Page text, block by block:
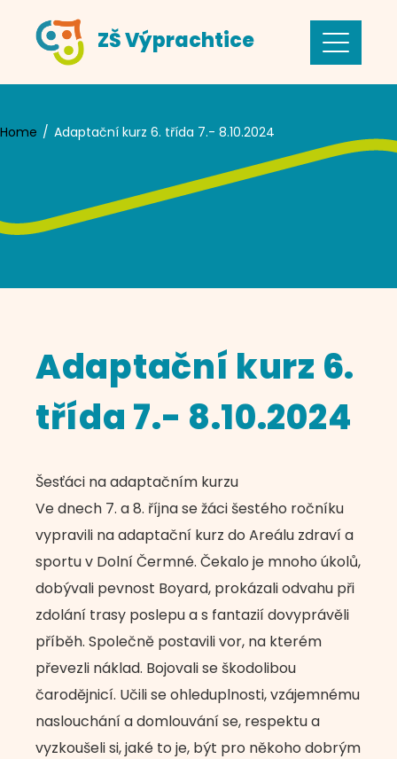
content
ZŠ Výprachtice
Home Adaptační kurz 6. třída 7.- 8.10.2024
Adaptační kurz 6.
třída 7.- 8.10.2024
Šesťáci na adaptačním kurzu
Ve dnech 7. a 8. října se žáci šestého ročníku
vypravili na adaptační kurz do Areálu zdraví a
sportu v Dolní Čermné. Čekalo je mnoho úkolů,
dobývali pevnost Boyard, prokázali odvahu při
zdolání trasy poslepu a s fantazií dovyprávěli
příběh. Společně postavili vor, na kterém
převezli náklad. Bojovali se škodolibou
čarodějnicí. Učili se ohleduplnosti, vzájemnému
naslouchání a domlouvání se, respektu a
vyzkoušeli si, jaké to je, být pro někoho dobrým